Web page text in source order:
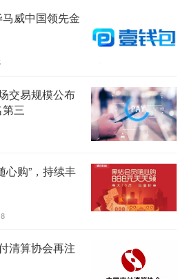
威中国领先金
交易规模公布
三
心购”，持续丰
清算协会再注